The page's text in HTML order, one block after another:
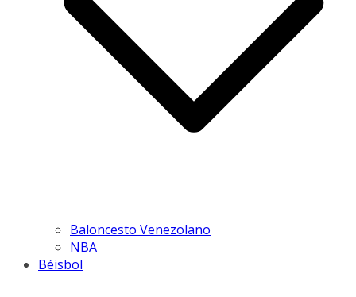
Baloncesto Venezolano
NBA
Béisbol